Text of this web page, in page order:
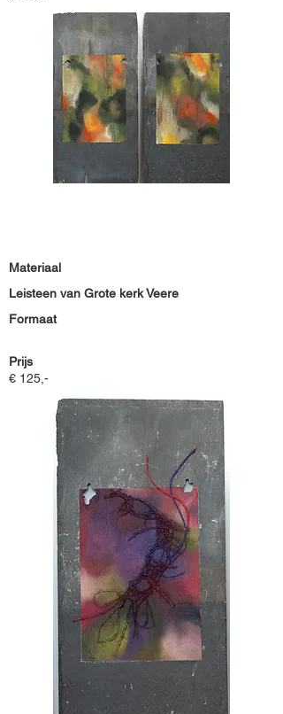
Materiaal
Leisteen van Grote kerk Veere
Formaat
Prijs
€ 125,-